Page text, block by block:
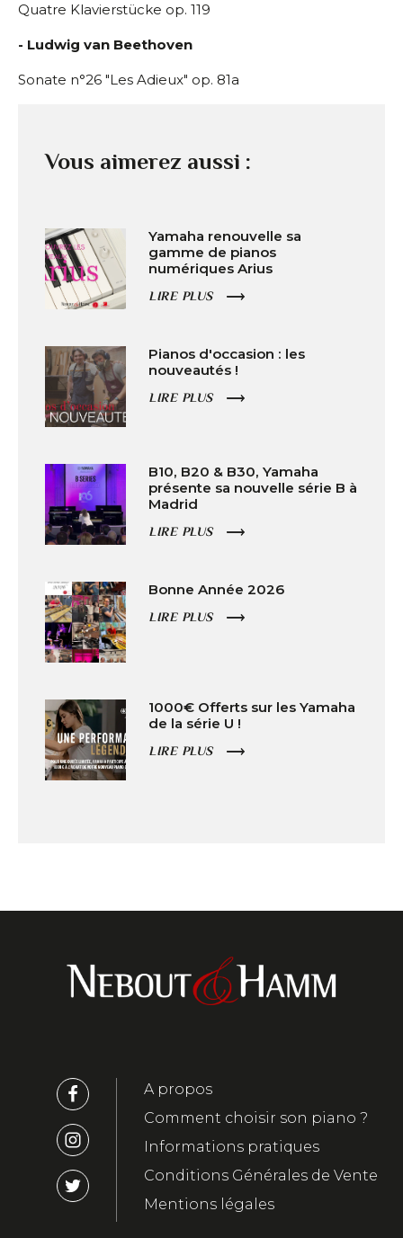
Quatre Klavierstücke op. 119
- Ludwig van Beethoven
Sonate n°26 "Les Adieux" op. 81a
Vous aimerez aussi :
Yamaha renouvelle sa
gamme de pianos
numériques Arius
LIRE PLUS
Pianos d'occasion : les
nouveautés !
LIRE PLUS
B10, B20 & B30, Yamaha
présente sa nouvelle série B à
Madrid
LIRE PLUS
Bonne Année 2026
LIRE PLUS
1000€ Offerts sur les Yamaha
de la série U !
LIRE PLUS
A propos
Comment choisir son piano ?
Informations pratiques
Conditions Générales de Vente
Mentions légales